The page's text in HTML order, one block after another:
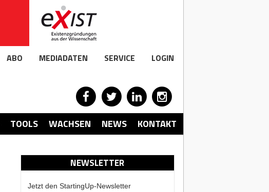
ABO MEDIADATEN SERVICE LOGIN
TOOLS WACHSEN NEWS KONTAKT
NEWSLETTER
Jetzt den StartingUp-Newsletter